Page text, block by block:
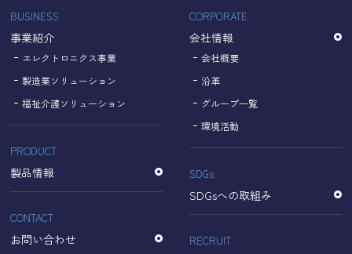
【Googleのプライバシーポリシー】
https://policies.google.com/privacy?hl=ja
https://policies.google.com/technologies/partner-sites?
hl=ja
個人情報に関するお問い合わせ窓口
名古屋理研電具株式会社
TEL：052-833-1248
BUSINESS
事業紹介
エレクトロニクス事業
製造業ソリューション
福祉介護ソリューション
PRODUCT
製品情報
CONTACT
お問い合わせ
CORPORATE
会社情報
会社概要
沿革
グループ一覧
環境活動
SDGs
SDGsへの取組み
RECRUIT